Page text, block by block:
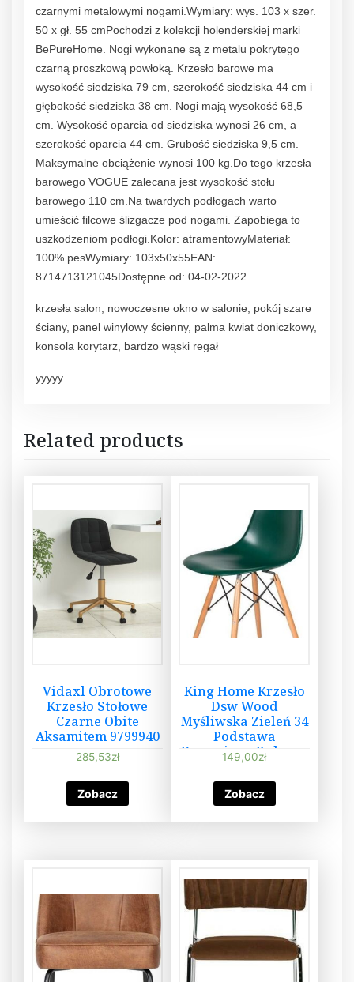
czarnymi metalowymi nogami.Wymiary: wys. 103 x szer.
50 x gł. 55 cmPochodzi z kolekcji holenderskiej marki
BePureHome. Nogi wykonane są z metalu pokrytego
czarną proszkową powłoką. Krzesło barowe ma
wysokość siedziska 79 cm, szerokość siedziska 44 cm i
głębokość siedziska 38 cm. Nogi mają wysokość 68,5
cm. Wysokość oparcia od siedziska wynosi 26 cm, a
szerokość oparcia 44 cm. Grubość siedziska 9,5 cm.
Maksymalne obciążenie wynosi 100 kg.Do tego krzesła
barowego VOGUE zalecana jest wysokość stołu
barowego 110 cm.Na twardych podłogach warto
umieścić filcowe ślizgacze pod nogami. Zapobiega to
uszkodzeniom podłogi.Kolor: atramentowyMateriał:
100% pesWymiary: 103x50x55EAN:
8714713121045Dostępne od: 04-02-2022
krzesła salon, nowoczesne okno w salonie, pokój szare
ściany, panel winylowy ścienny, palma kwiat doniczkowy,
konsola korytarz, bardzo wąski regał
yyyyy
Related products
Vidaxl Obrotowe
Krzesło Stołowe
Czarne Obite
Aksamitem 9799940
285,53zł
Zobacz
King Home Krzesło
Dsw Wood
Myśliwska Zieleń 34
Podstawa
Drewniana Bukowa
149,00zł
Zobacz